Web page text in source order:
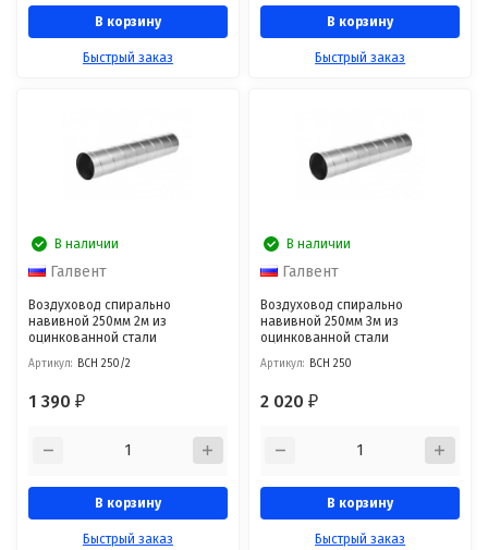
В корзину
Быстрый заказ
В корзину
Быстрый заказ
В наличии
Галвент
Воздуховод спирально
навивной 250мм 2м из
оцинкованной стали
Артикул: ВСН 250/2
1 390₽
В корзину
Быстрый заказ
В наличии
Галвент
Воздуховод спирально
навивной 250мм 3м из
оцинкованной стали
Артикул: ВСН 250
2 020₽
В корзину
Быстрый заказ